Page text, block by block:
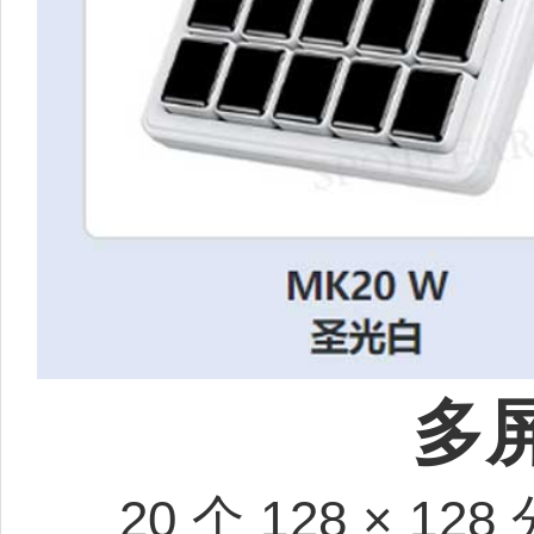
多
20 个 128 × 128